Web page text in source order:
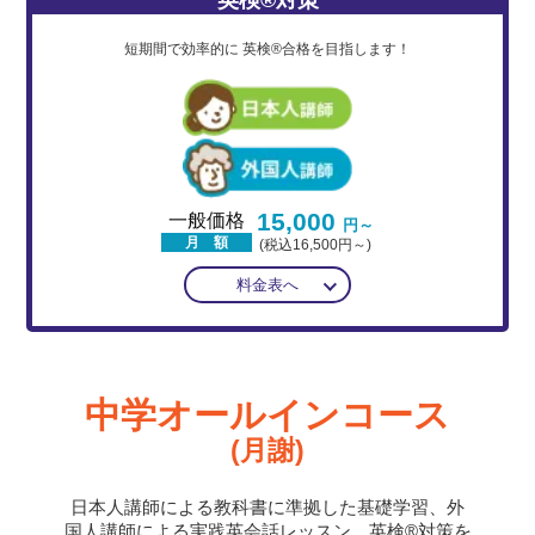
短期間で効率的に 英検®合格を目指します！
一般価格
月 額
15,000 円～
(税込16,500円～)
料金表へ
中学オールインコース
(月謝)
日本人講師による教科書に準拠した基礎学習、外